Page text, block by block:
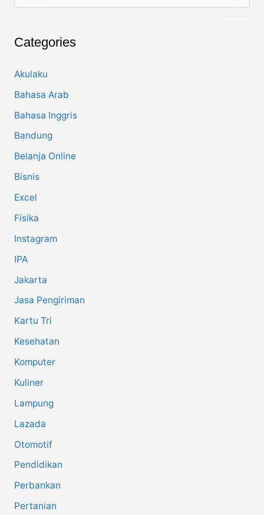
c
h
o
:
Categories
Akulaku
Bahasa Arab
Bahasa Inggris
Bandung
Belanja Online
Bisnis
Excel
Fisika
Instagram
IPA
Jakarta
Jasa Pengiriman
Kartu Tri
Kesehatan
Komputer
Kuliner
Lampung
Lazada
Otomotif
Pendidikan
Perbankan
Pertanian